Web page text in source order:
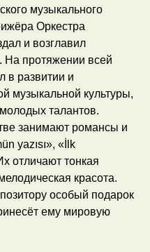
музыкального
Оркестра
и возглавил
На протяжении всей
в развитии и
музыкальной культуры,
талантов.
занимают романсы и
yazısı», «İlk
отличают тонкая
красота.
особый подарок
ему мировую